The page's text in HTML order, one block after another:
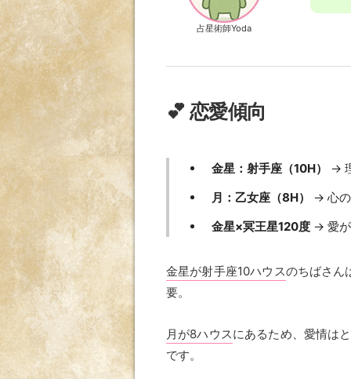
占星術師Yoda
💕 恋愛傾向
金星：射手座（10H）
→
月：乙女座（8H）
→ 心
金星×冥王星120度 → 愛
金星が射手座10ハウスのちばさん
要。
月が8ハウスにあるため、愛情は
です。